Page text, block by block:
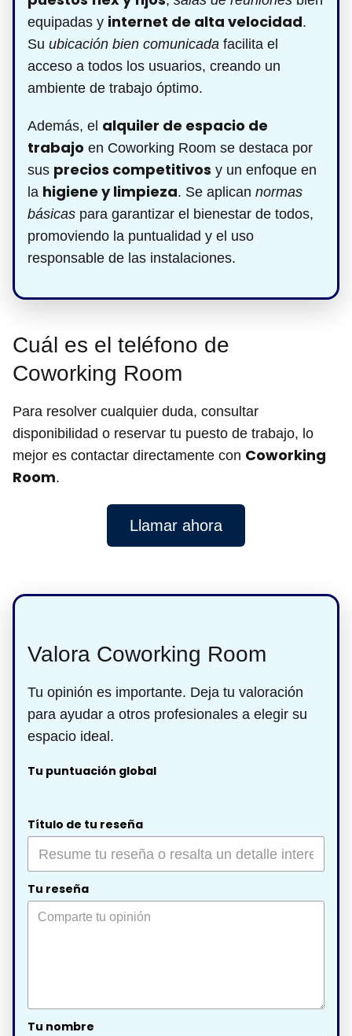
equipadas y internet de alta velocidad.
Su ubicación bien comunicada facilita el
acceso a todos los usuarios, creando un
ambiente de trabajo óptimo.
Además, el alquiler de espacio de
trabajo en Coworking Room se destaca por
sus precios competitivos y un enfoque en
la higiene y limpieza. Se aplican normas
básicas para garantizar el bienestar de todos,
promoviendo la puntualidad y el uso
responsable de las instalaciones.
Cuál es el teléfono de
Coworking Room
Para resolver cualquier duda, consultar
disponibilidad o reservar tu puesto de trabajo, lo
mejor es contactar directamente con Coworking
Room.
Llamar ahora
Valora Coworking Room
Tu opinión es importante. Deja tu valoración
para ayudar a otros profesionales a elegir su
espacio ideal.
Tu puntuación global
Título de tu reseña
Tu reseña
Tu nombre